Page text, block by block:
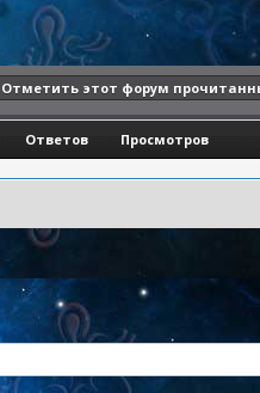
Отметить этот форум
Ответов Просмотров